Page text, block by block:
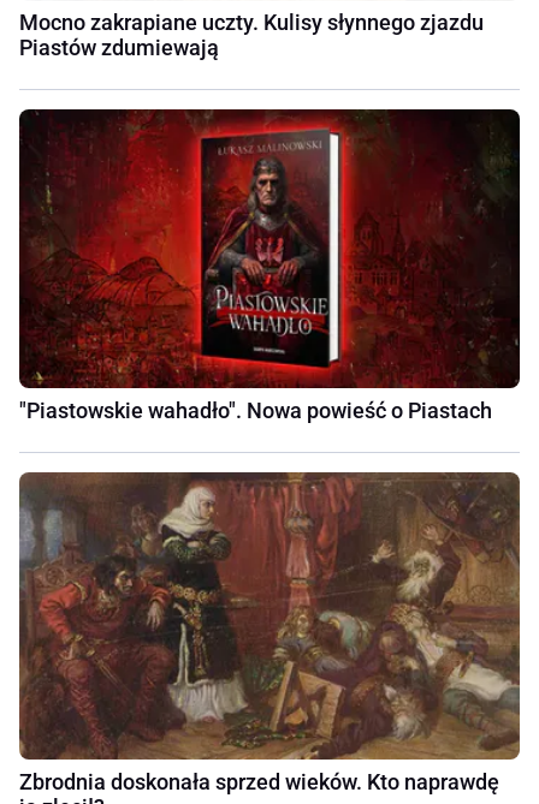
Mocno zakrapiane uczty. Kulisy słynnego zjazdu
Piastów zdumiewają
"Piastowskie wahadło". Nowa powieść o Piastach
Zbrodnia doskonała sprzed wieków. Kto naprawdę